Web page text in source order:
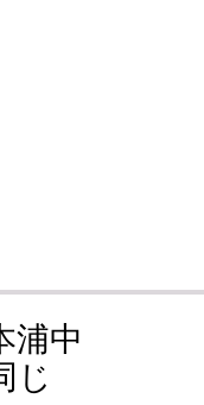
浦中
じ